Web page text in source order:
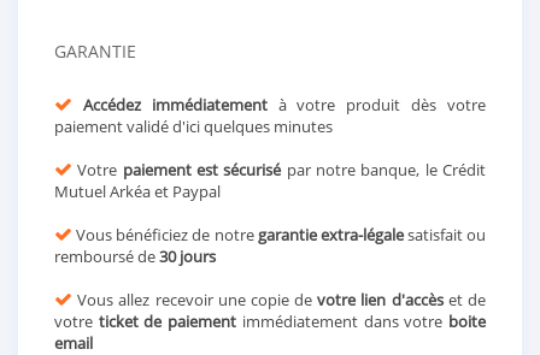
GARANTIE
Accédez immédiatementà votre produit dès votre
paiement validé d'ici quelques minutes
Votre paiement est sécurisé par notre banque, le Crédit
Mutuel Arkéa et Paypal
Vous bénéficiez de notregarantie extra-légalesatisfait ou
remboursé de30 jours
Vous allez recevoir une copie devotre lien d'accèset de
votre ticket de paiement immédiatement dans votre boite
email